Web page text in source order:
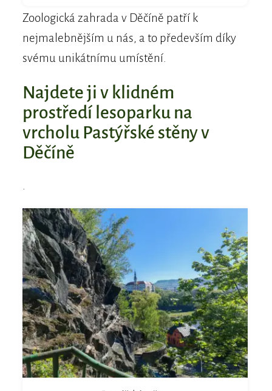
Zoologická zahrada v Děčíně patří k
nejmalebnějším u nás, a to především díky
svému unikátnímu umístění.
Najdete ji v klidném
prostředí lesoparku na
vrcholu Pastýřské stěny v
Děčíně
.